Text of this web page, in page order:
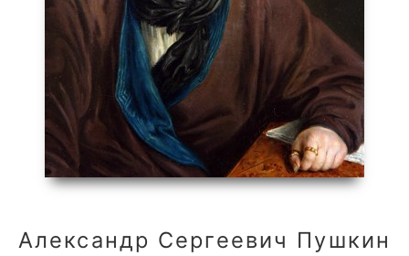
Александр Сергеевич Пушкин